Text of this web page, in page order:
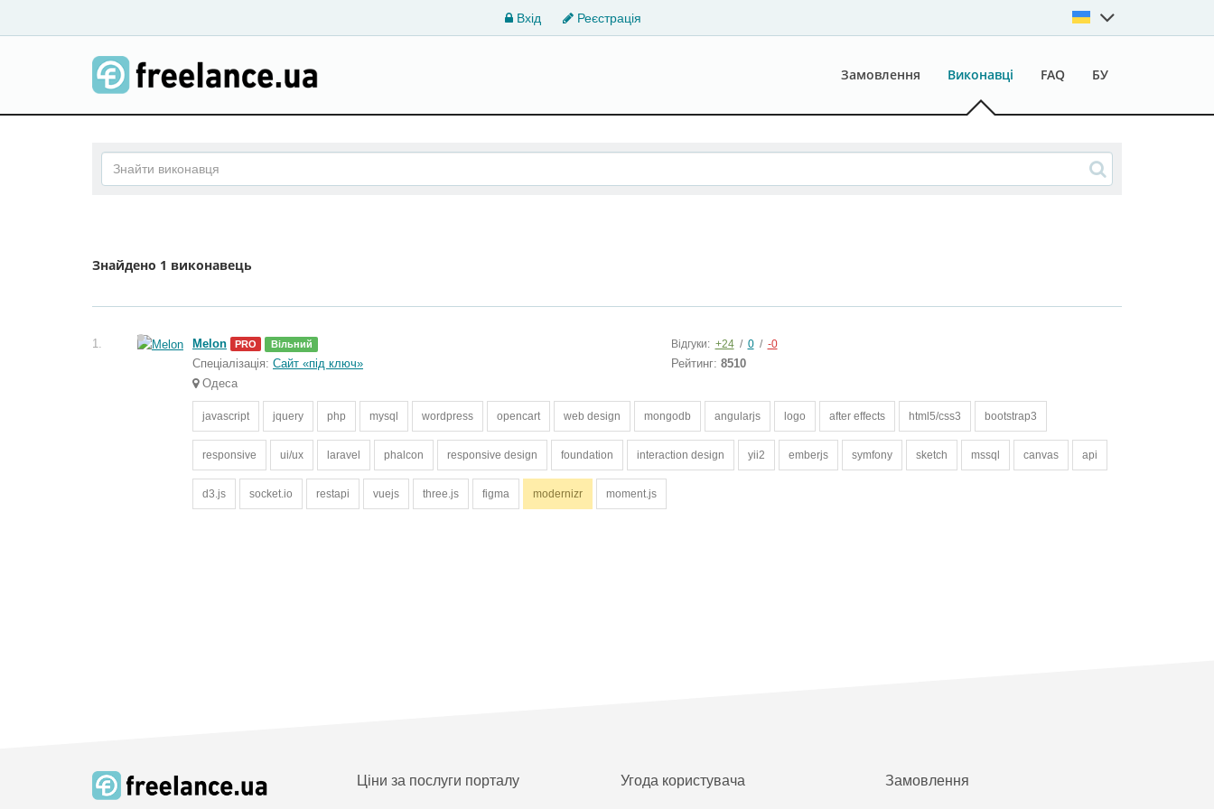
Вхід Реєстрація
Замовлення Виконавці FAQ БУ
Знайдено 1 виконавець
1. Melon PRO Вільний
Спеціалізація: Сайт «під ключ»
Одеса
Відгуки: +24 / 0 / -0
Рейтинг: 8510
javascript jquery php mysql wordpress opencart web design mongodb angularjs logo after effects html5/css3 bootstrap3
responsive ui/ux laravel phalcon responsive design foundation interaction design yii2 emberjs symfony sketch mssql canvas api
d3.js socket.io restapi vuejs three.js figma modernizr moment.js
Ціни за послуги порталу Угода користувача Замовлення